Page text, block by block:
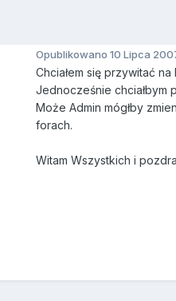
Opublikowano 10 Lipca
Chciałem się przywitać
Jednocześnie chciałbym
Może Admin mógłby
forach.
Witam Wszystkich i